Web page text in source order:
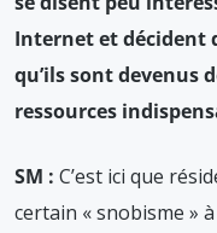
Internet et décident
qu’ils sont devenus
ressources
SM : C’est ici que
certain « snobisme »